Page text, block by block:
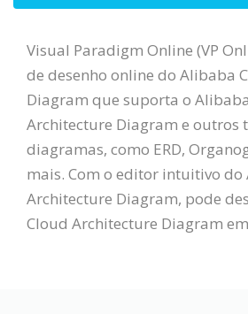
Visual Paradigm Online (VP
de desenho online do Alibaba
Diagram que suporta o
Architecture Diagram e outros
diagramas, como ERD,
mais. Com o editor intuitivo do
Architecture Diagram, pode
Cloud Architecture Diagram